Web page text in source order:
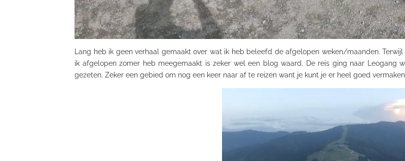
Lang heb ik geen verhaal gemaakt over wat ik heb beleefd de afgelopen weken/maanden.
ik afgelopen zomer heb meegemaakt is zeker wel een blog waard. De reis ging naar Leogang
gezeten. Zeker een gebied om nog een keer naar af te reizen want je kunt je er heel goed